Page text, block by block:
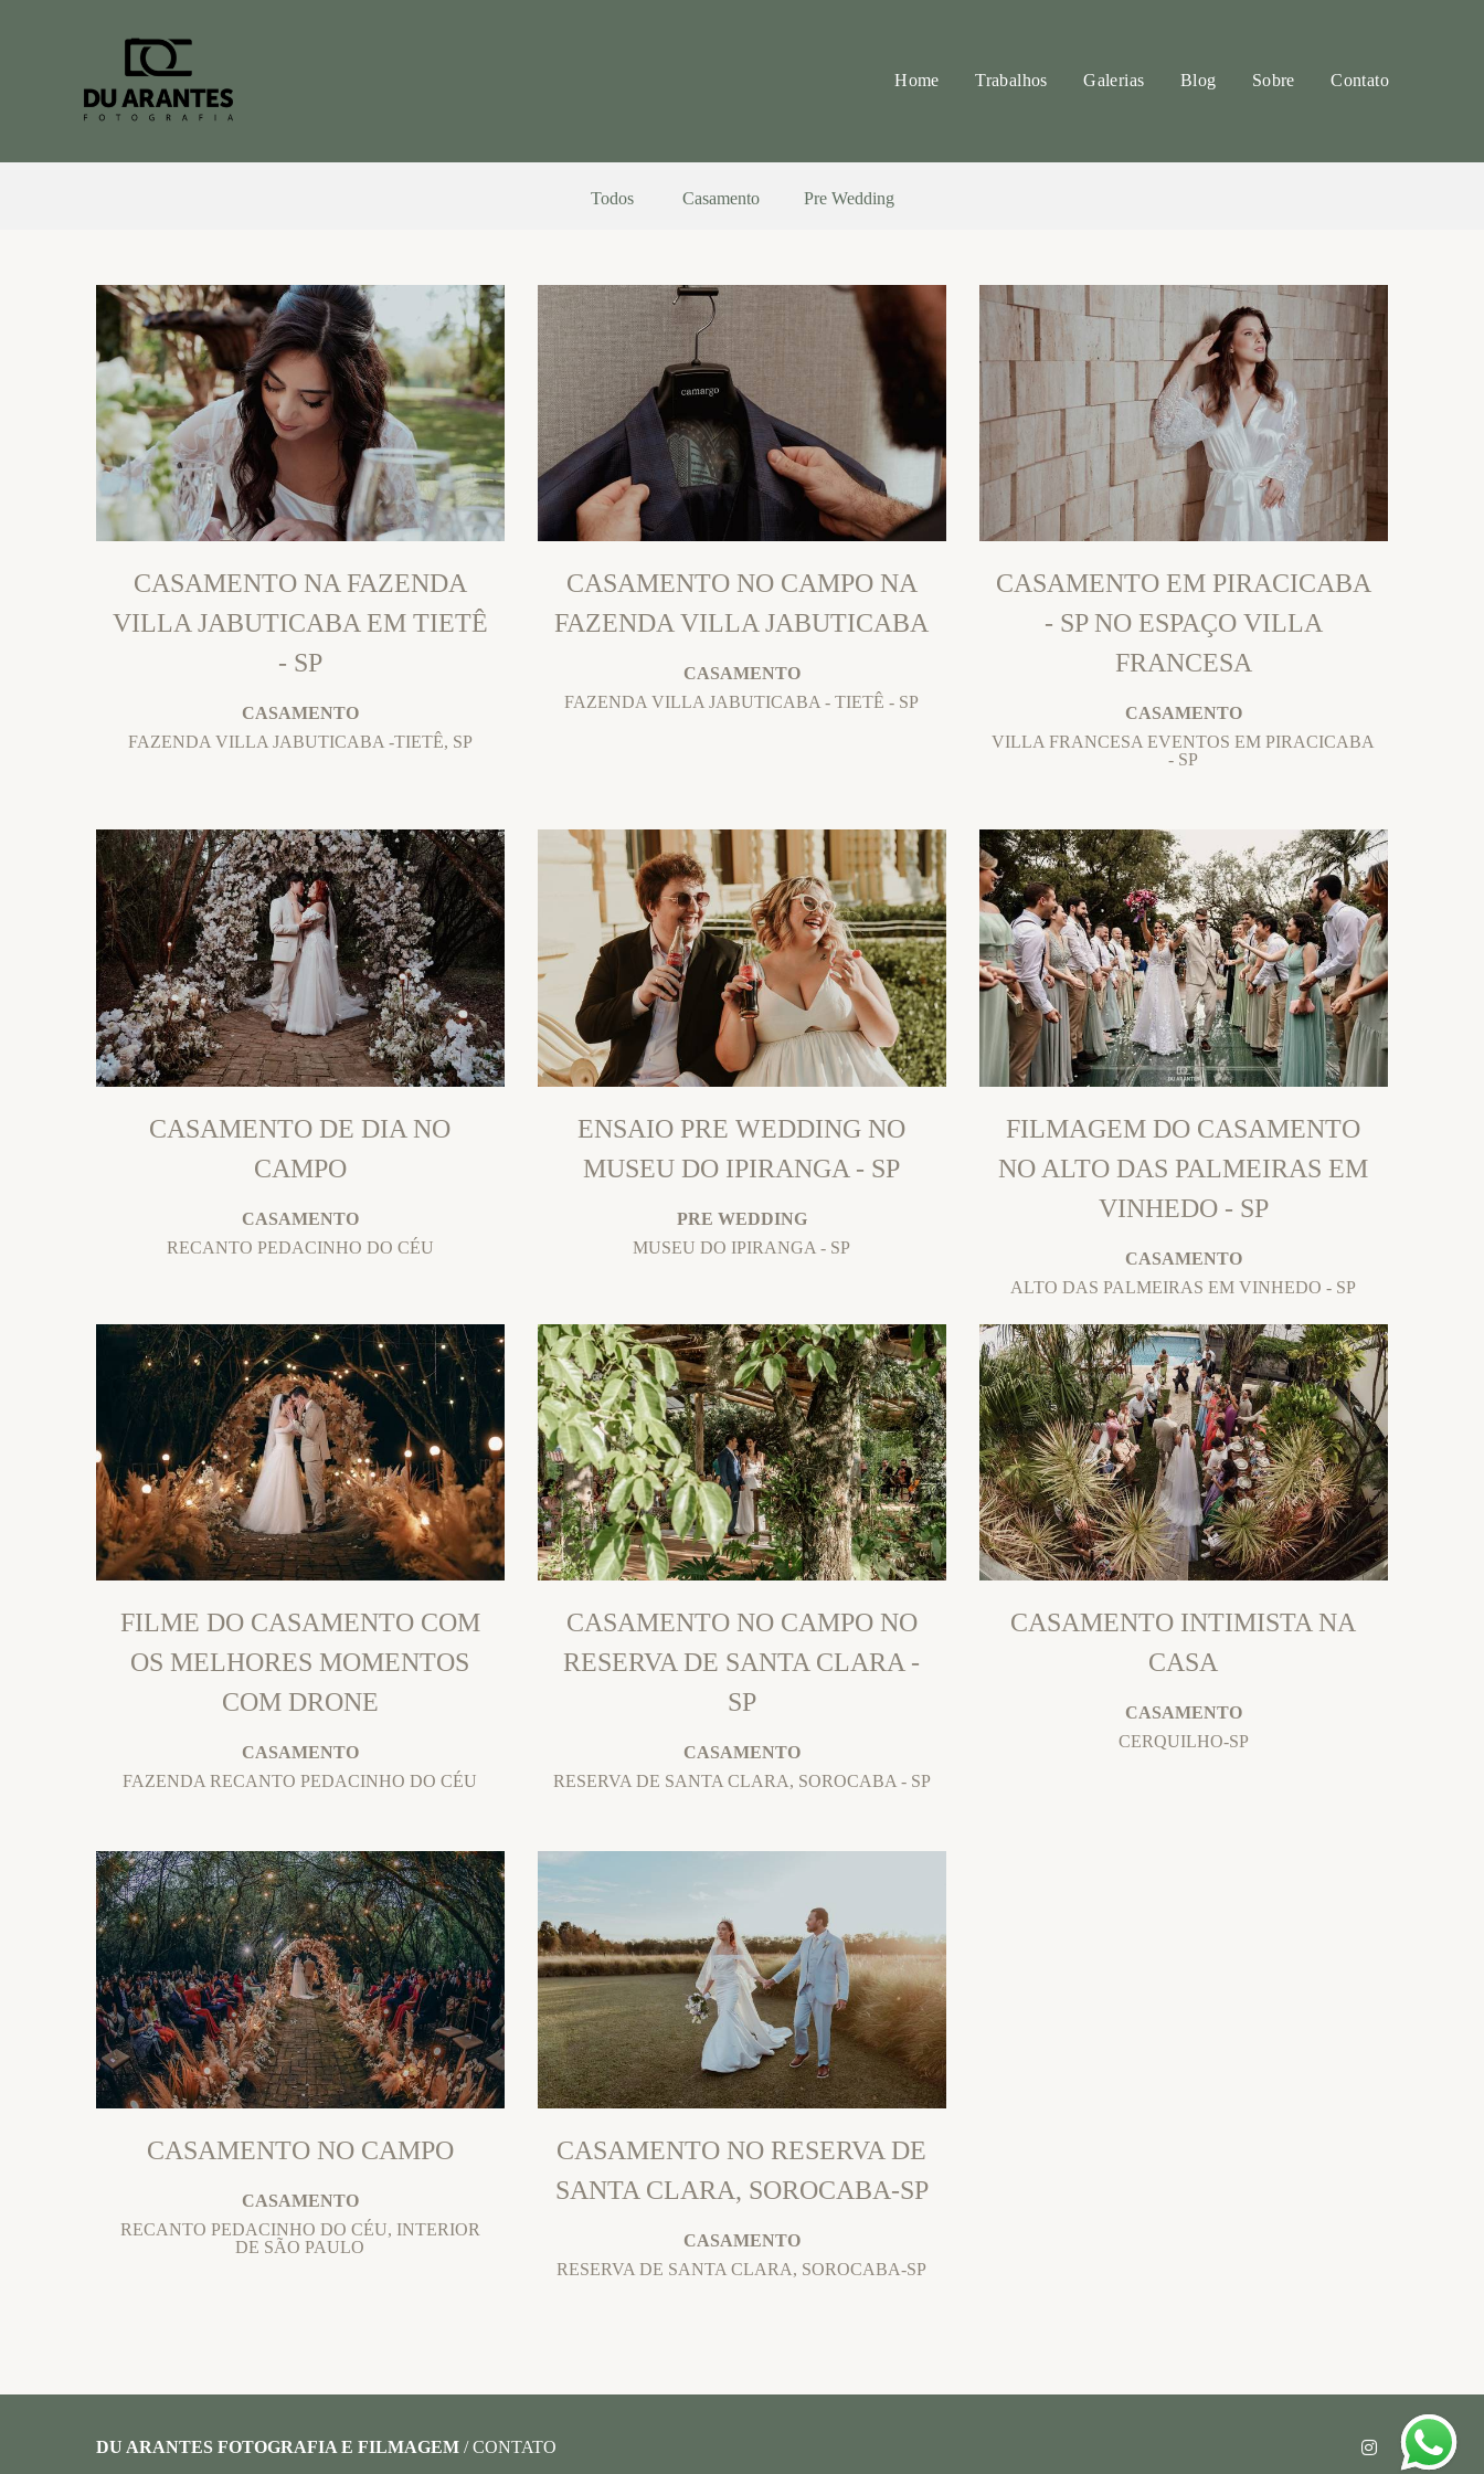
Home Trabalhos Galerias Blog Sobre Contato
Todos Casamento Pre Wedding
CASAMENTO NA FAZENDA
VILLA JABUTICABA EM TIETÊ
- SP
CASAMENTO
FAZENDA VILLA JABUTICABA -TIETÊ, SP
CASAMENTO NO CAMPO NA
FAZENDA VILLA JABUTICABA
CASAMENTO
FAZENDA VILLA JABUTICABA - TIETÊ - SP
CASAMENTO EM PIRACICABA
- SP NO ESPAÇO VILLA
FRANCESA
CASAMENTO
VILLA FRANCESA EVENTOS EM PIRACICABA
- SP
CASAMENTO DE DIA NO
CAMPO
CASAMENTO
RECANTO PEDACINHO DO CÉU
ENSAIO PRE WEDDING NO
MUSEU DO IPIRANGA - SP
PRE WEDDING
MUSEU DO IPIRANGA - SP
FILMAGEM DO CASAMENTO
NO ALTO DAS PALMEIRAS EM
VINHEDO - SP
CASAMENTO
ALTO DAS PALMEIRAS EM VINHEDO - SP
FILME DO CASAMENTO COM
OS MELHORES MOMENTOS
COM DRONE
CASAMENTO
FAZENDA RECANTO PEDACINHO DO CÉU
CASAMENTO NO CAMPO NO
RESERVA DE SANTA CLARA -
SP
CASAMENTO
RESERVA DE SANTA CLARA, SOROCABA - SP
CASAMENTO INTIMISTA NA
CASA
CASAMENTO
CERQUILHO-SP
CASAMENTO NO CAMPO
CASAMENTO
RECANTO PEDACINHO DO CÉU, INTERIOR
DE SÃO PAULO
CASAMENTO NO RESERVA DE
SANTA CLARA, SOROCABA-SP
CASAMENTO
RESERVA DE SANTA CLARA, SOROCABA-SP
DU ARANTES FOTOGRAFIA E FILMAGEM /CONTATO